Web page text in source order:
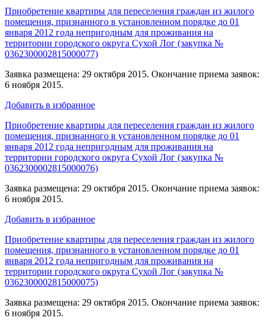
Приобретение квартиры для переселения граждан из жилого
помещения, признанного в установленном порядке до 01
января 2012 года непригодным для проживания на
территории городского округа Сухой Лог (закупка №
0362300002815000077)
Заявка размещена: 29 октября 2015. Окончание приема заявок:
6 ноября 2015.
Добавить в избранное
Приобретение квартиры для переселения граждан из жилого
помещения, признанного в установленном порядке до 01
января 2012 года непригодным для проживания на
территории городского округа Сухой Лог (закупка №
0362300002815000076)
Заявка размещена: 29 октября 2015. Окончание приема заявок:
6 ноября 2015.
Добавить в избранное
Приобретение квартиры для переселения граждан из жилого
помещения, признанного в установленном порядке до 01
января 2012 года непригодным для проживания на
территории городского округа Сухой Лог (закупка №
0362300002815000075)
Заявка размещена: 29 октября 2015. Окончание приема заявок:
6 ноября 2015.